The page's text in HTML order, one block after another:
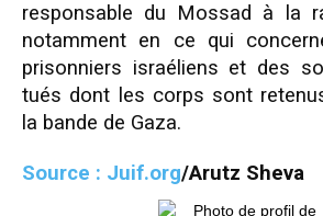
responsable du Mossad à la
notamment en ce qui
prisonniers israéliens et des
tués dont les corps sont
la bande de Gaza.
Source : Juif.org/Arutz Sheva